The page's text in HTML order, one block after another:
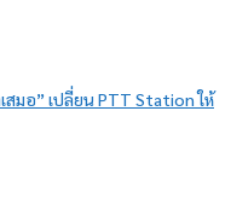
มอ” เปลี่ยน PTT Station ให้